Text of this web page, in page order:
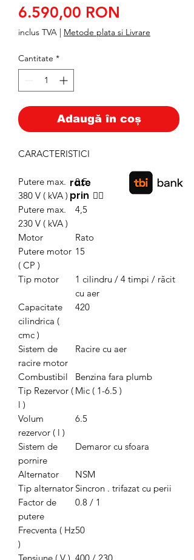
6.590,00 RON
inclus TVA | Metode plata si Livrare
Cantitate *
Adaugă în coș
CARACTERISTICI
Putere max.
380 V ( kVA )
8,5
Putere max.
230 V ( kVA )
4,5
Motor
Rato
Putere motor
( CP )
15
Tip motor
1 cilindru / 4 timpi / răcit
cu aer
Capacitate
cilindrica (
cmc )
420
Sistem de
racire motor
Racire cu aer
Combustibil
Benzina fara plumb
Tip Rezervor (
l )
Mic ( 1-6.5 )
Volum
rezervor ( l )
6.5
Sistem de
pornire
Demaror cu sfoara
Alternator
NSM
Tip alternator Sincron . trifazat cu perii
Factor de
putere
0.8 / 1
Frecventa ( Hz
)
50
rate
prin 👉🏿